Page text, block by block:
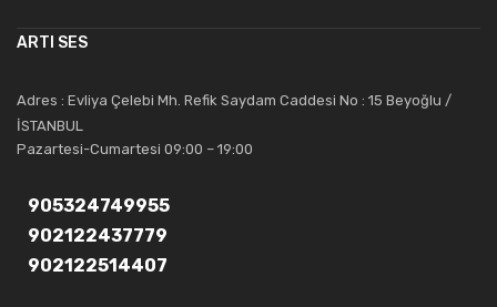
saygıdeğer yerini kazanmıştır.
Artı Ses, güler yüzü ve deneyimi ile bu gün ve gelecekte
güvenebileceğiniz bir tercihtir.
ARTI SES
Adres : Evliya Çelebi Mh. Refik Saydam Caddesi No : 15 Beyoğlu /
İSTANBUL
Pazartesi-Cumartesi 09:00 – 19:00
905324749955
902122437779
902122514407